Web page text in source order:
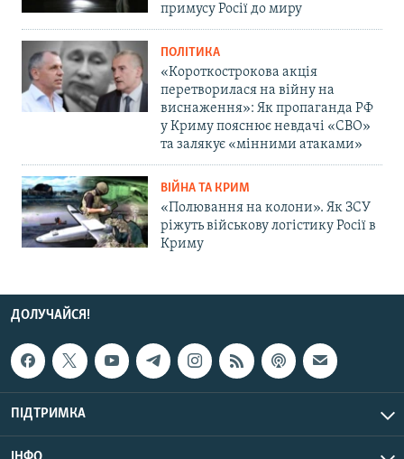
примусу Росії до миру
ПОЛІТИКА
«Короткострокова акція
перетворилася на війну на
виснаження»: Як пропаганда РФ
у Криму пояснює невдачі «СВО»
та залякує «мінними атаками»
ВІЙНА ТА КРИМ
«Полювання на колони». Як ЗСУ
ріжуть військову логістику Росії в
Криму
ДОЛУЧАЙСЯ!
ПІДТРИМКА